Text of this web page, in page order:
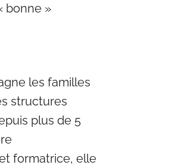
bonne »
les familles
structures
plus de 5
formatrice, elle